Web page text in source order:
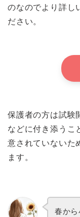
のなのでより詳し
ださい。
保護者の方は試験
などに付き添うこ
意されていないた
ます。
春か